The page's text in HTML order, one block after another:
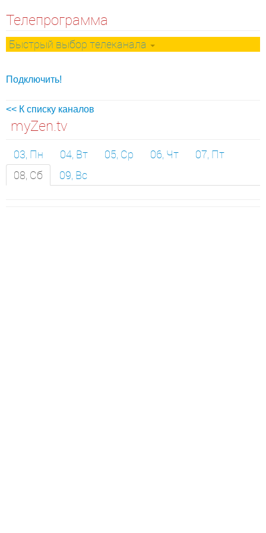
Телепрограмма
Быстрый выбор телеканала
Подключить!
<< К списку каналов
myZen.tv
03, Пн 04, Вт 05, Ср 06, Чт
07, Пт
08, Сб
09, Вс